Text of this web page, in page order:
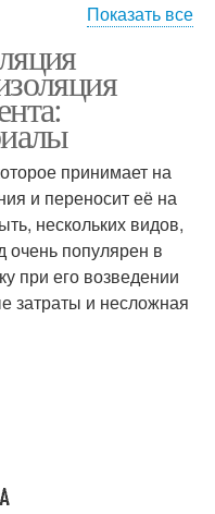
Требования к
обмазочной
гидроизоляции
Показать все
принимает на
и переносит её на
нескольких видов,
очень популярен в
при его возведении
затраты и несложная